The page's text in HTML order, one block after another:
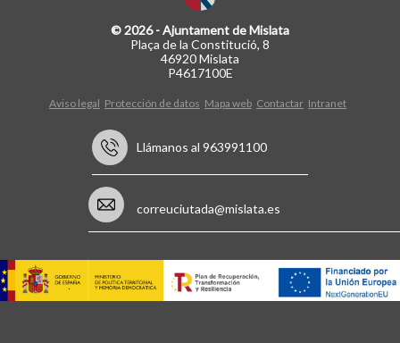
© 2026 - Ajuntament de Mislata
Plaça de la Constitució, 8
46920 Mislata
P4617100E
Aviso legal Protección de datos Mapa web Contactar Intranet
Llámanos al 963991100
correuciutada@mislata.es